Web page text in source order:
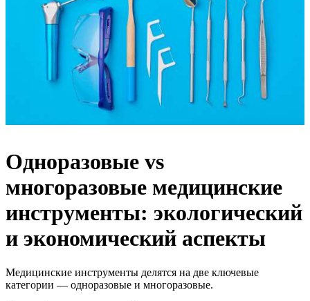
Одноразовые vs
многоразовые медицинские
инструменты: экологический
и экономический аспекты
Медицинские инструменты делятся на две ключевые
категории — одноразовые и многоразовые.